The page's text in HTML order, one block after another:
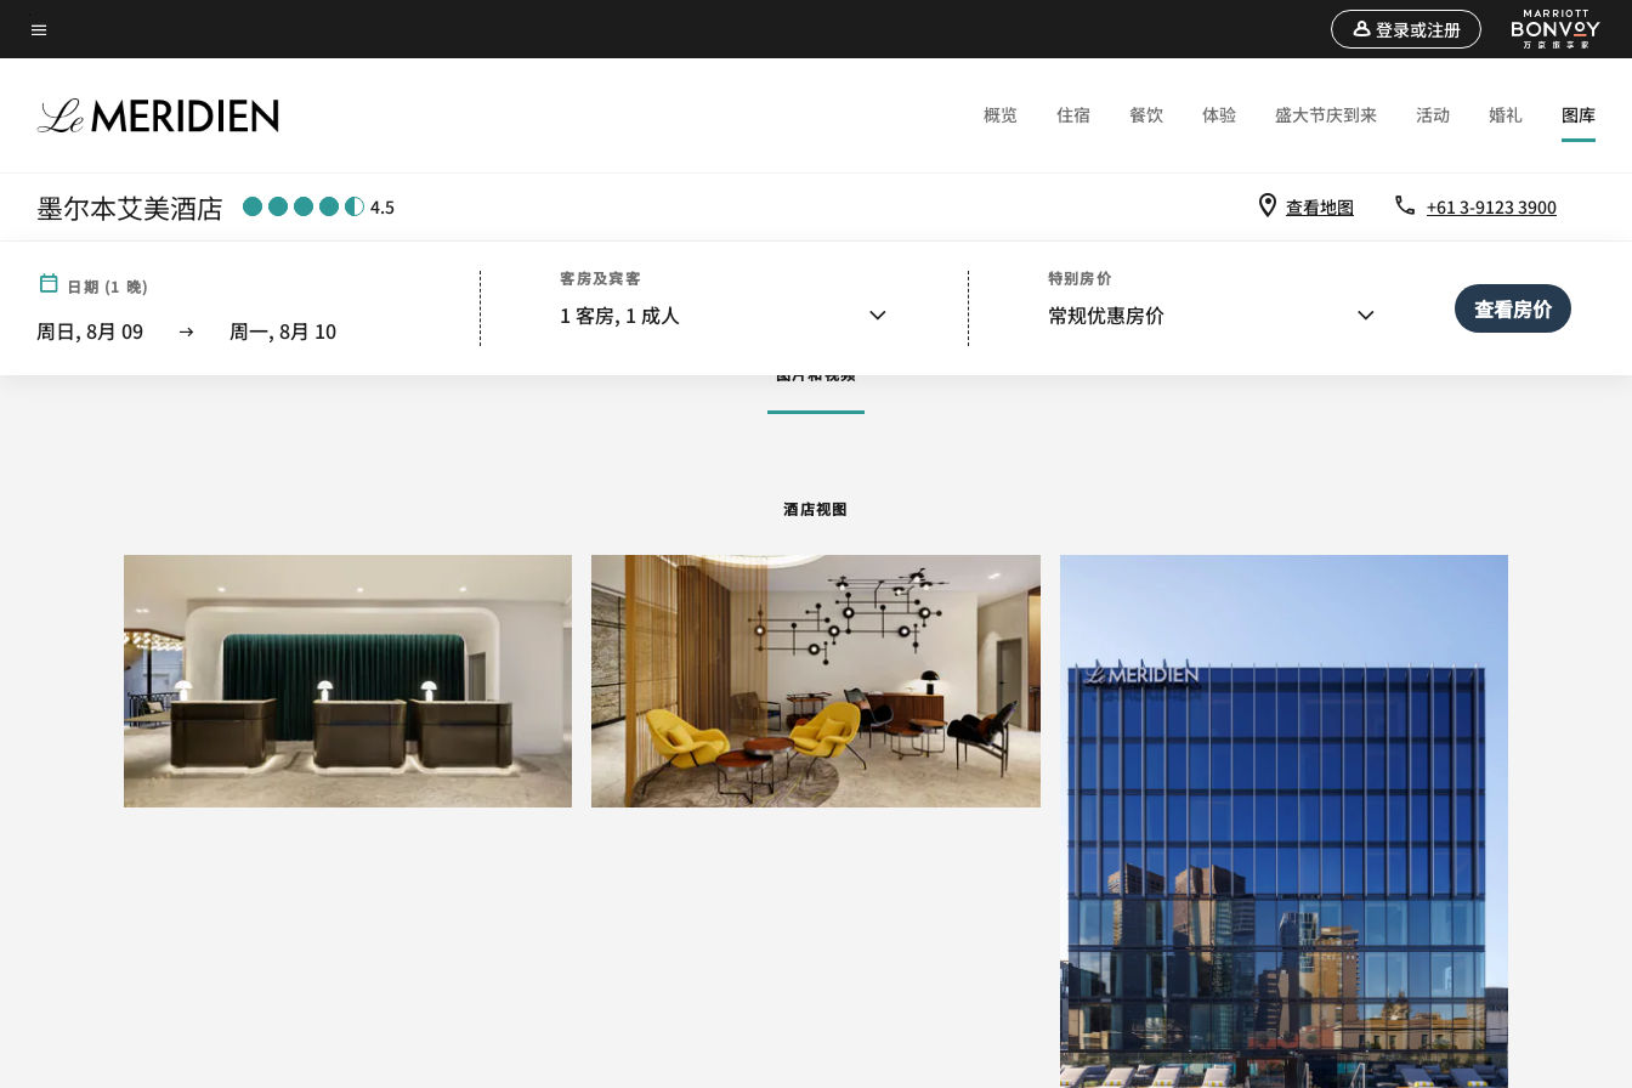
Skip
to
content
菜单文本
登录或注册
概览 住宿 餐饮 体验 盛大节庆到来 活动 婚礼 图库
墨尔本艾美酒店 4.5 查看地图 +61 3-9123 3900
日期 (1 晚)
周日, 8月 09 周一, 8月 10
客房及宾客
1 客房, 1 成人
特别房价
常规优惠房价 查看房价
酒店视图 附近景点 活动和会议
图片和视频
酒店视图